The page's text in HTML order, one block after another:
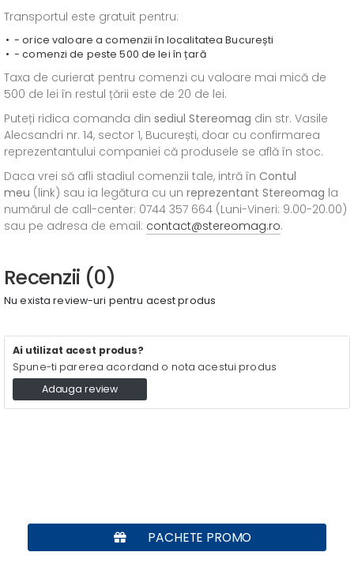
Transportul este gratuit pentru:
- orice valoare a comenzii în localitatea București
- comenzi de peste 500 de lei în țară
Taxa de curierat pentru comenzi cu valoare mai mică de
500 de lei în restul țării este de 20 de lei.
Puteți ridica comanda din sediul Stereomag din str. Vasile
Alecsandri nr. 14, sector 1, București, doar cu confirmarea
reprezentantului companiei că produsele se află în stoc.
Daca vrei să afli stadiul comenzii tale, intră în Contul
meu (link) sau ia legătura cu un reprezentant Stereomag la
numărul de call-center: 0744 357 664 (Luni-Vineri: 9.00-20.00)
sau pe adresa de email: contact@stereomag.ro.
Recenzii (0)
Nu exista review-uri pentru acest produs
Ai utilizat acest produs?
Spune-ti parerea acordand o nota acestui produs
Adauga review
PACHETE PROMO